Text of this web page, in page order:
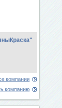
компании
компанию